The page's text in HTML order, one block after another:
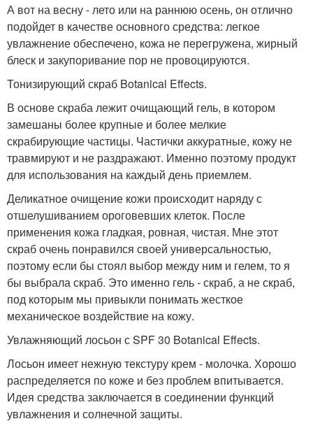
А вот на весну - лето или на раннюю осень, он отлично
подойдет в качестве основного средства: легкое
увлажнение обеспечено, кожа не перегружена, жирный
блеск и закупоривание пор не провоцируются.
Тонизирующий скраб Botanical Effects.
В основе скраба лежит очищающий гель, в котором
замешаны более крупные и более мелкие
скрабирующие частицы. Частички аккуратные, кожу не
травмируют и не раздражают. Именно поэтому продукт
для использования на каждый день приемлем.
Деликатное очищение кожи происходит наряду с
отшелушиванием ороговевших клеток. После
применения кожа гладкая, ровная, чистая. Мне этот
скраб очень понравился своей универсальностью,
поэтому если бы стоял выбор между ним и гелем, то я
бы выбрала скраб. Это именно гель - скраб, а не скраб,
под которым мы привыкли понимать жесткое
механическое воздействие на кожу.
Увлажняющий лосьон с SPF 30 Botanical Effects.
Лосьон имеет нежную текстуру крем - молочка. Хорошо
распределяется по коже и без проблем впитывается.
Идея средства заключается в соединении функций
увлажнения и солнечной защиты.